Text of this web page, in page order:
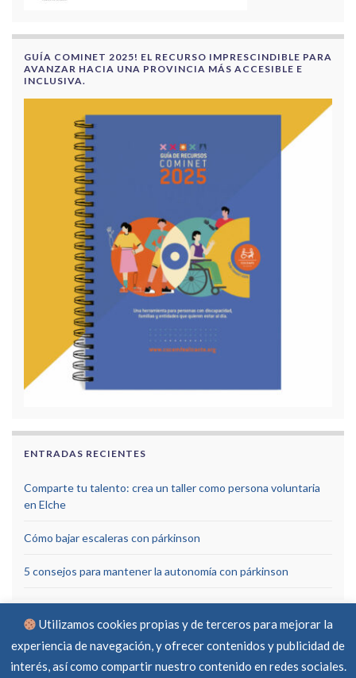
GUÍA COMINET 2025! EL RECURSO IMPRESCINDIBLE PARA
AVANZAR HACIA UNA PROVINCIA MÁS ACCESIBLE E
INCLUSIVA.
ENTRADAS RECIENTES
Comparte tu talento: crea un taller como persona voluntaria
en Elche
Cómo bajar escaleras con párkinson
5 consejos para mantener la autonomía con párkinson
Utilizamos cookies propias y de terceros para mejorar la
experiencia de navegación, y ofrecer contenidos y publicidad de
interés, así como compartir nuestro contenido en redes sociales.